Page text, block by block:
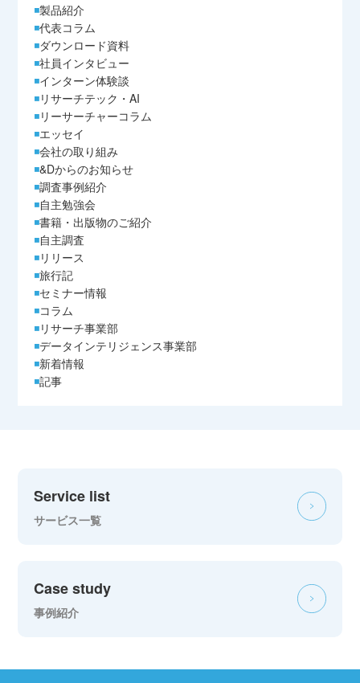
製品紹介
代表コラム
ダウンロード資料
社員インタビュー
インターン体験談
リサーチテック・AI
リーサーチャーコラム
エッセイ
会社の取り組み
&Dからのお知らせ
調査事例紹介
自主勉強会
書籍・出版物のご紹介
自主調査
リリース
旅行記
セミナー情報
コラム
リサーチ事業部
データインテリジェンス事業部
新着情報
記事
Service list
サービス一覧
Case study
事例紹介